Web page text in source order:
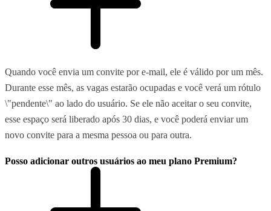
Quando você envia um convite por e-mail, ele é válido por um mês.
Durante esse mês, as vagas estarão ocupadas e você verá um rótulo
\"pendente\" ao lado do usuário. Se ele não aceitar o seu convite,
esse espaço será liberado após 30 dias, e você poderá enviar um
novo convite para a mesma pessoa ou para outra.
Posso adicionar outros usuários ao meu plano Premium?